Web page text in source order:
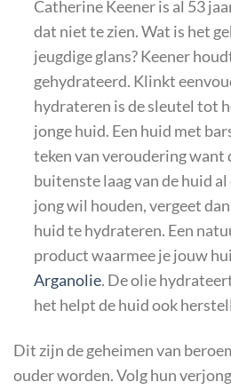
Catherine Keener is al 53
dat niet te zien. Wat is het
jeugdige glans? Keener
gehydrateerd. Klinkt
hydrateren is de sleutel tot
jonge huid. Een huid met
teken van veroudering want
buitenste laag van de huid
jong wil houden, vergeet
huid te hydrateren. Een
product waarmee je jouw
Arganolie. De olie
het helpt de huid ook
Dit zijn de geheimen van
ouder worden. Volg hun